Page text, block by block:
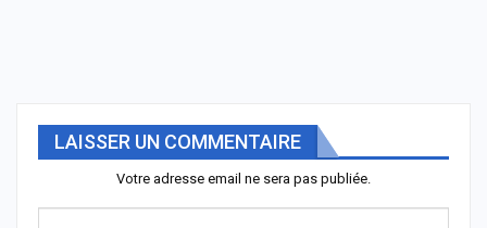
LAISSER UN COMMENTAIRE
Votre adresse email ne sera pas publiée.